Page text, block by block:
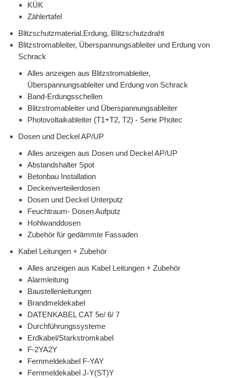
KÜK
Zählertafel
Blitzschutzmaterial,Erdung, Blitzschutzdraht
Blitzstromableiter, Überspannungsableiter und Erdung von
Schrack
Alles anzeigen aus Blitzstromableiter,
Überspannungsableiter und Erdung von Schrack
Band-Erdungsschellen
Blitzstromableiter und Überspannungsableiter
Photovoltaikableiter (T1+T2, T2) - Serie Photec
Dosen und Deckel AP/UP
Alles anzeigen aus Dosen und Deckel AP/UP
Abstandshalter Spot
Betonbau Installation
Deckenverteilerdosen
Dosen und Deckel Unterputz
Feuchtraum- Dosen Aufputz
Hohlwanddosen
Zubehör für gedämmte Fassaden
Kabel Leitungen + Zubehör
Alles anzeigen aus Kabel Leitungen + Zubehör
Alarmleitung
Baustellenleitungen
Brandmeldekabel
DATENKABEL CAT 5e/ 6/ 7
Durchführungssysteme
Erdkabel/Starkstromkabel
F-2YA2Y
Fernmeldekabel F-YAY
Fernmeldekabel J-Y(ST)Y